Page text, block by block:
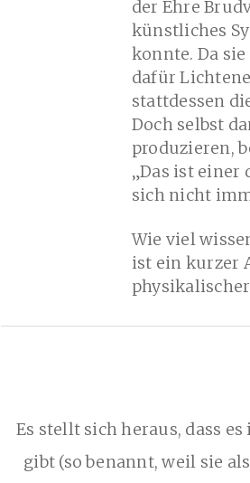
der Ehre
künstliches
konnte. Da
dafür
stattdessen
Doch selbst
produzieren,
„Das ist einer
sich nicht
Wie viel
ist ein kurzer
Es stellt sich heraus, dass
gibt (so benannt, weil sie